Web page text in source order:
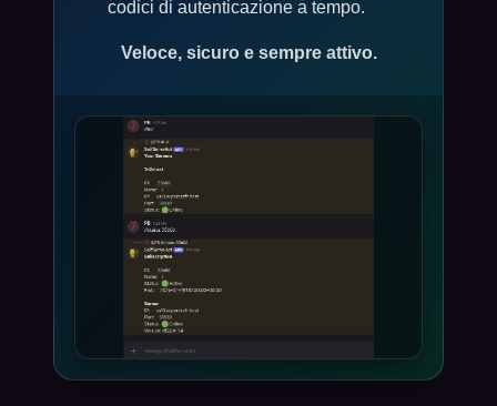
codici di autenticazione a tempo.
Veloce, sicuro e sempre attivo.